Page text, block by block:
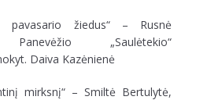
žiedus“ – Rusnė
Panevėžio „Saulėtekio“
Daiva Kazėnienė
mirksnį“ – Smiltė Bertulytė,